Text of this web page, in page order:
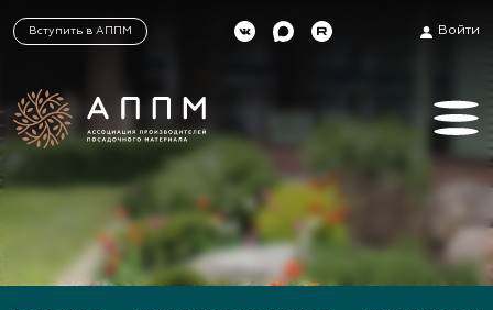
Вступить в АППМ Войти